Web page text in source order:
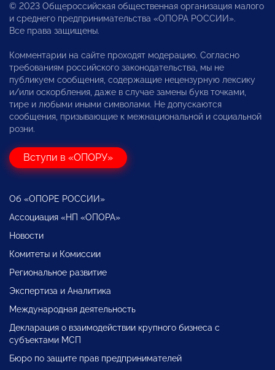
© 2023 Общероссийская общественная организация малого
и среднего предпринимательства «ОПОРА РОССИИ».
Все права защищены.
Комментарии на сайте проходят модерацию. Согласно
требованиям российского законодательства, мы не
публикуем сообщения, содержащие нецензурную лексику
и/или оскорбления, даже в случае замены букв точками,
тире и любыми иными символами. Не допускаются
сообщения, призывающие к межнациональной и социальной
розни.
Вступи в «ОПОРУ»
Об «ОПОРЕ РОССИИ»
Ассоциация «НП «ОПОРА»
Новости
Комитеты и Комиссии
Региональное развитие
Экспертиза и Аналитика
Международная деятельность
Декларация о взаимодействии крупного бизнеса с
субъектами МСП
Бюро по защите прав предпринимателей